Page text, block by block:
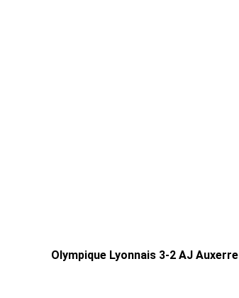
Olympique Lyonnais 3-2 AJ Auxerre